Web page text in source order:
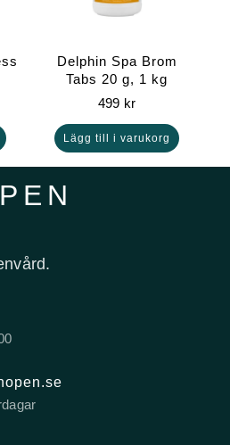
Delphin Spa Brom
Tabs 20 g, 1 kg
499 kr
Lägg till i varukorg